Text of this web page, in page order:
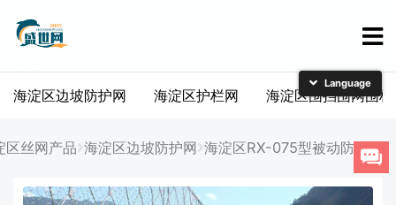
海淀区边坡防护网 海淀区护栏网 海淀区围挡围网围栏
区丝网产品 海淀区边坡防护网 海淀区RX-075型被动防护网
简体中文
日本語